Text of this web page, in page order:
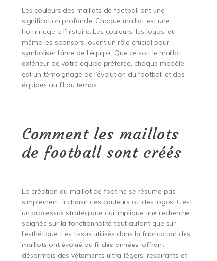
Les couleurs des maillots de football ont une
signification profonde. Chaque maillot est une
hommage à l’histoire. Les couleurs, les logos, et
même les sponsors jouent un rôle crucial pour
symboliser l’âme de l’équipe. Que ce soit le maillot
extérieur de votre équipe préférée, chaque modèle
est un témoignage de l’évolution du football et des
équipes au fil du temps.
Comment les maillots
de football sont créés
La création du maillot de foot ne se résume pas
simplement à choisir des couleurs ou des logos. C’est
un processus stratégique qui implique une recherche
soignée sur la fonctionnalité tout autant que sur
l’esthétique. Les tissus utilisés dans la fabrication des
maillots ont évolué au fil des années, offrant
désormais des vêtements ultra-légers, respirants et